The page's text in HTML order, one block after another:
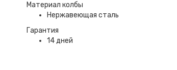
Материал колбы
Нержавеющая сталь
Гарантия
14 дней